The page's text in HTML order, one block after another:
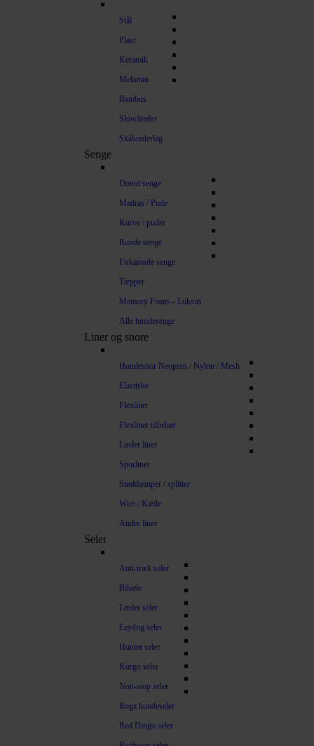
Stål
Plast
Keramik
Melamin
Bambus
Slowfeeder
Skålunderlag
Senge
Donut senge
Madras / Pude
Kurve / puder
Runde senge
Firkantede senge
Tæpper
Memory Foam – Luksus
Alle hundesenge
Liner og snore
Hundesnor Neopren / Nylon / Mesh
Elastiske
Flexliner
Flexliner tilbehør
Læder liner
Sporliner
Støddæmper / splitter
Wire / Kæde
Andre liner
Seler
Anti-træk seler
Bilsele
Læder seler
Ezydog seler
Hunter seler
Kurgo seler
Non-stop seler
Rogz hundeseler
Red Dingo seler